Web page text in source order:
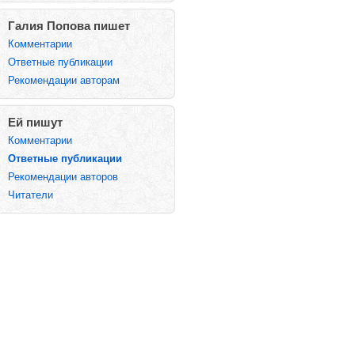
Галия Попова пишет
Комментарии
Ответные публикации
Рекомендации авторам
Ей пишут
Комментарии
Ответные публикации
Рекомендации авторов
Читатели